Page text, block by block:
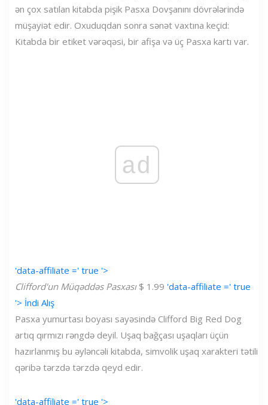
ən çox satılan kitabda pişik Pasxa Dovşanını dövrələrində
müşayiət edir. Oxuduqdan sonra sənət vaxtına keçid:
Kitabda bir etiket vərəqəsi, bir afişa və üç Pasxa kartı var.
ad
'data-affiliate =' true '>
Clifford'un Müqəddəs Pasxası$ 1.99 'data-affiliate =' true
'> İndi Alış
Pasxa yumurtası boyası sayəsində Clifford Big Red Dog
artıq qırmızı rəngdə deyil. Uşaq bağçası uşaqları üçün
hazırlanmış bu əyləncəli kitabda, simvolik uşaq xarakteri tətili
qəribə tərzdə tərzdə qeyd edir.
'data-affiliate =' true '>